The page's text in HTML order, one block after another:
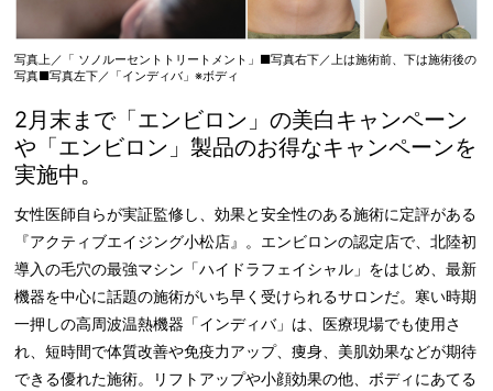
写真上／「 ソノルーセントトリートメント」■写真右下／上は施術前、下は施術後の
写真■写真左下／「インディバ」※ボディ
2月末まで「エンビロン」の美白キャンペーン
や「エンビロン」製品のお得なキャンペーンを
実施中。
女性医師自らが実証監修し、効果と安全性のある施術に定評がある
『アクティブエイジング小松店』。エンビロンの認定店で、北陸初
導入の毛穴の最強マシン「ハイドラフェイシャル」をはじめ、最新
機器を中心に話題の施術がいち早く受けられるサロンだ。寒い時期
一押しの高周波温熱機器「インディバ」は、医療現場でも使用さ
れ、短時間で体質改善や免疫力アップ、痩身、美肌効果などが期待
できる優れた施術。リフトアップや小顔効果の他、ボディにあてる